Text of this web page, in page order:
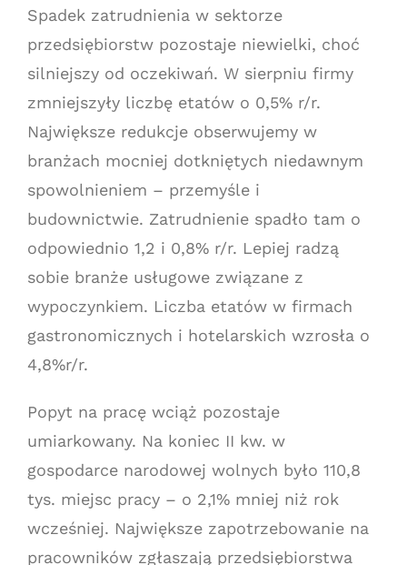
Spadek zatrudnienia w sektorze
przedsiębiorstw pozostaje niewielki, choć
silniejszy od oczekiwań. W sierpniu firmy
zmniejszyły liczbę etatów o 0,5% r/r.
Największe redukcje obserwujemy w
branżach mocniej dotkniętych niedawnym
spowolnieniem – przemyśle i
budownictwie. Zatrudnienie spadło tam o
odpowiednio 1,2 i 0,8% r/r. Lepiej radzą
sobie branże usługowe związane z
wypoczynkiem. Liczba etatów w firmach
gastronomicznych i hotelarskich wzrosła o
4,8%r/r.
Popyt na pracę wciąż pozostaje
umiarkowany. Na koniec II kw. w
gospodarce narodowej wolnych było 110,8
tys. miejsc pracy – o 2,1% mniej niż rok
wcześniej. Największe zapotrzebowanie na
pracowników zgłaszają przedsiębiorstwa